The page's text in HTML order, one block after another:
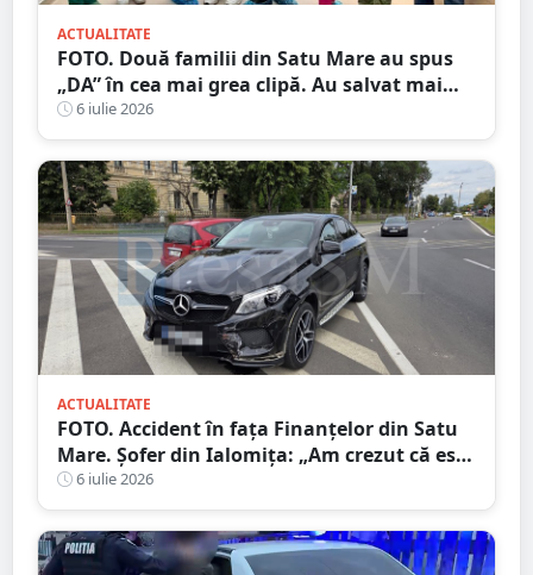
ACTUALITATE
FOTO. Două familii din Satu Mare au spus
„DA” în cea mai grea clipă. Au salvat mai
mulți pacienți
6 iulie 2026
ACTUALITATE
FOTO. Accident în fața Finanțelor din Satu
Mare. Șofer din Ialomița: „Am crezut că este
sens giratoriu”
6 iulie 2026